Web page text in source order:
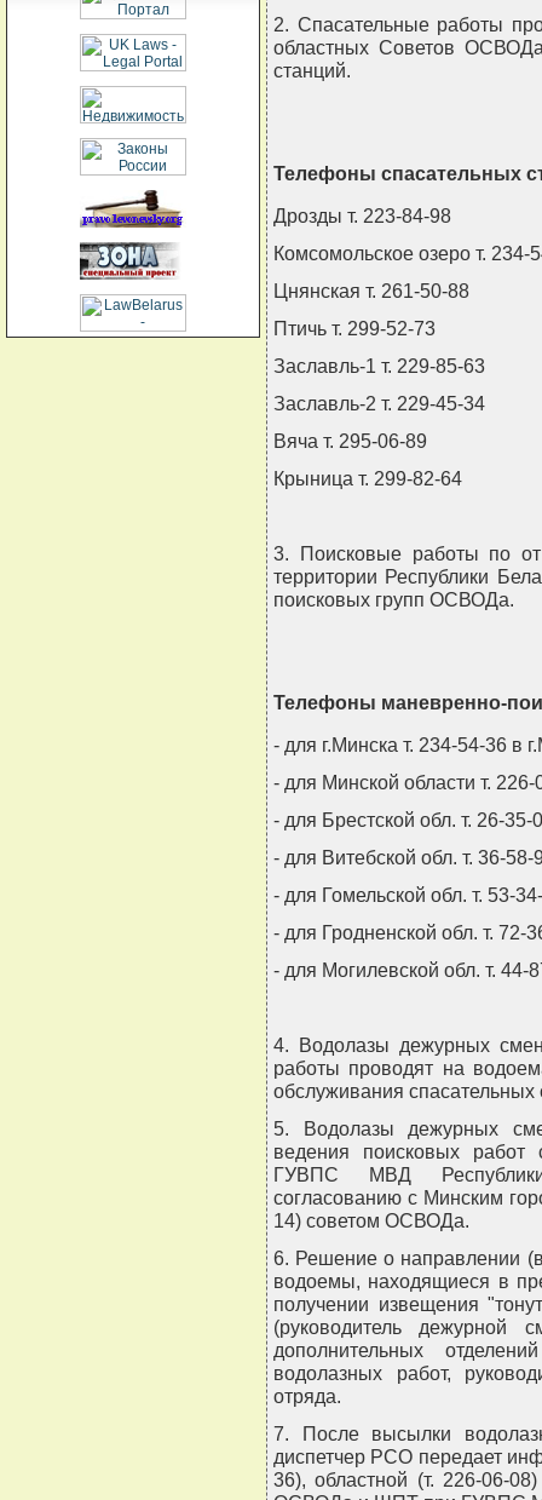
2. Спасательные работы
областных Советов
станций.
Телефоны спасательных
Дрозды т. 223-84-98
Комсомольское озеро т. 234-
Цнянская т. 261-50-88
Птичь т. 299-52-73
Заславль-1 т. 229-85-63
Заславль-2 т. 229-45-34
Вяча т. 295-06-89
Крыница т. 299-82-64
3. Поисковые работы по
территории Республики
поисковых групп ОСВОДа.
Телефоны маневренно-
- для г.Минска т. 234-54-36 в
- для Минской области т. 226-
- для Брестской обл. т. 26-35-
- для Витебской обл. т. 36-58-
- для Гомельской обл. т. 53-
- для Гродненской обл. т. 72-
- для Могилевской обл. т. 44-
4. Водолазы дежурных
работы проводят на
обслуживания
5. Водолазы дежурных
ведения поисковых
ГУВПС МВД
согласованию с Минским
14) советом ОСВОДа.
6. Решение о направлении
водоемы, находящиеся в
получении извещения
(руководитель дежурной
дополнительных
водолазных работ,
отряда.
7. После высылки
диспетчер РСО передает
36), областной (т. 226-06-